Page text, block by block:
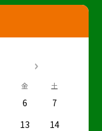
金 土
6
7
13
14